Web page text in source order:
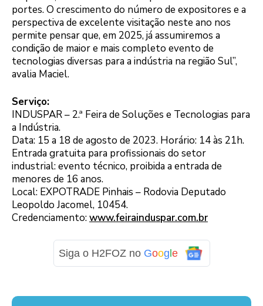
portes. O crescimento do número de expositores e a
perspectiva de excelente visitação neste ano nos
permite pensar que, em 2025, já assumiremos a
condição de maior e mais completo evento de
tecnologias diversas para a indústria na região Sul”,
avalia Maciel.
Serviço:
INDUSPAR – 2.ª Feira de Soluções e Tecnologias para
a Indústria.
Data: 15 a 18 de agosto de 2023. Horário: 14 às 21h.
Entrada gratuita para profissionais do setor
industrial: evento técnico, proibida a entrada de
menores de 16 anos.
Local: EXPOTRADE Pinhais – Rodovia Deputado
Leopoldo Jacomel, 10454.
Credenciamento:www.feirainduspar.com.br
Siga o H2FOZ no Google